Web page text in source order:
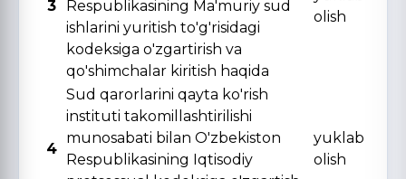
3
Respublikasining Ma'muriy sud
ishlarini yuritish to'g'risidagi
kodeksiga o'zgartirish va
qo'shimchalar kiritish haqida
olish
4
Sud qarorlarini qayta ko'rish
instituti takomillashtirilishi
munosabati bilan O'zbekiston
Respublikasining Iqtisodiy
yuklab
olish